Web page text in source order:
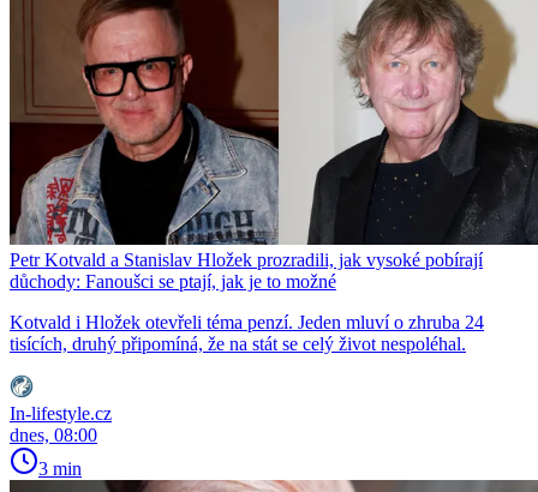
Petr Kotvald a Stanislav Hložek prozradili, jak vysoké pobírají
důchody: Fanoušci se ptají, jak je to možné
Kotvald i Hložek otevřeli téma penzí. Jeden mluví o zhruba 24
tisících, druhý připomíná, že na stát se celý život nespoléhal.
In-lifestyle.cz
dnes, 08:00
3 min